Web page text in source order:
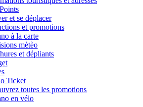
et se déplacer
et promotions
à la carte
mètèo
et dépliants
Ticket
toutes les promotions
en vélo